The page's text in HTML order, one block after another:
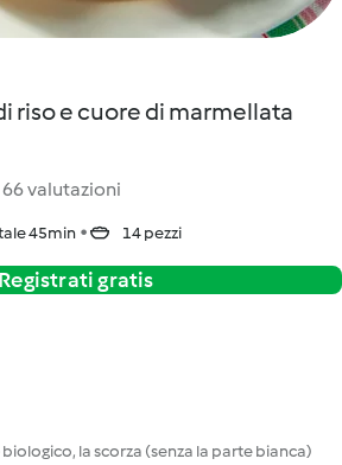
riso e cuore di marmellata
66 valutazioni
45min 14 pezzi
Registrati gratis
la scorza (senza la parte bianca)